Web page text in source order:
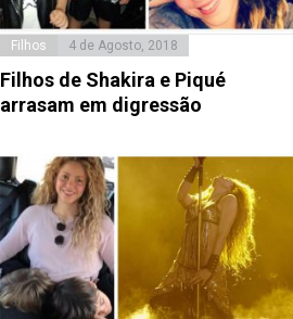
Filhos 4 de Agosto, 2018
Filhos de Shakira e Piqué
arrasam em digressão